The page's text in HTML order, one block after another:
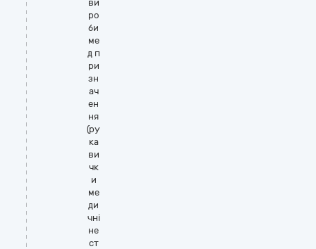
ви
ро
би
ме
д п
ри
зн
ач
ен
ня
(ру
ка
ви
чк
и
ме
ди
чні
не
ст